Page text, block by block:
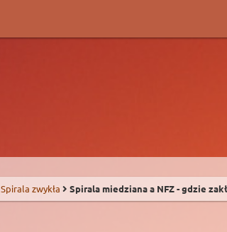
Spirala zwykła Spirala miedziana a NFZ - gdzie